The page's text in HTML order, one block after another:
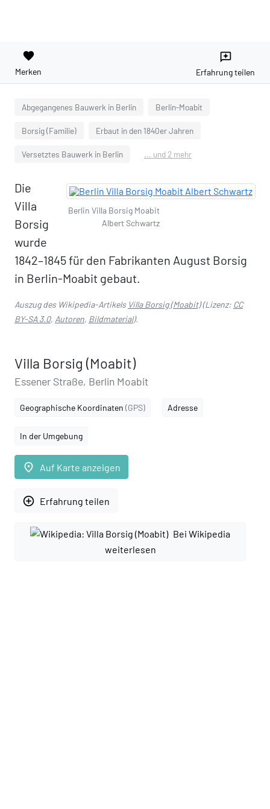
favorite
Merken
reviews
Erfahrung teilen
Abgegangenes Bauwerk in Berlin Berlin-Moabit
Borsig (Familie) Erbaut in den 1840er Jahren
Versetztes Bauwerk in Berlin ... und 2 mehr
Berlin Villa Borsig Moabit
Albert Schwartz
Die
Villa
Borsig
wurde
1842–1845 für den Fabrikanten August Borsig
in Berlin-Moabit gebaut.
Auszug des Wikipedia-Artikels Villa Borsig (Moabit)(Lizenz: CC
BY-SA 3.0, Autoren, Bildmaterial).
Villa Borsig (Moabit)
Essener Straße, Berlin Moabit
Geographische Koordinaten (GPS) Adresse
In der Umgebung
place Auf Karte anzeigen
add_circle_outline Erfahrung teilen
Bei Wikipedia
weiterlesen